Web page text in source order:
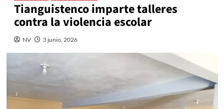
Tianguistenco imparte talleres
contra la violencia escolar
NV 3 junio, 2026